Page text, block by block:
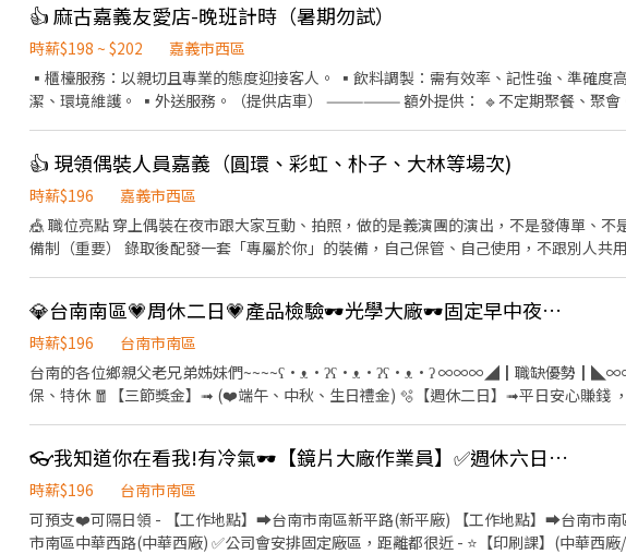
👍 麻古嘉義友愛店-晚班計時（暑期勿試）
時薪$198 ~ $202
嘉義市西區
▪️櫃檯服務：以親切且專業的態度迎接客人。 ▪️飲料調製：需有效率、記性強、準確
潔、環境維護。 ▪️外送服務。（提供店車） —————— 額外提供： 🔹不定期聚餐、聚會。（自由意願） 🔹不定期活動業績達標
👍 現領偶裝人員嘉義（圓環、彩虹、朴子、大林等場次)
時薪$196
嘉義市西區
🎪 職位亮點 穿上偶裝在夜市跟大家互動、拍照，做的是義演團的演出，不是發傳單、不是推銷
備制（重要） 錄取後配發一套「專屬於你」的裝備，自己保管、自己使用，不跟別人共
次 ・週一：大林 ・週二：彩虹夜市、湖美夜市 ・週三：彌陀、同仁夜市 ・週四：彩虹
市、圓環、湖美夜市 ・週日：圓環 天天有場，任你挑三天以上；鄰近的雲林場次也可跨區報班。 💰 薪資單純 嘉義
率，時薪最高 $196，不分場地、不分遠近，沒有底薪抽成那些複雜算法。當天做完當天結，
友善機制 完全沒經驗可以來。第一次先做 1~2 小時試作，教你怎麼穿、怎麼動、怎麼跟
做完那次就好，不勉強、不綁約。 😄 適合對象 ・學生、二度就業、想賺外快的上班族都歡迎 ・不需要口才好，會揮手、會鞠
躬、會互動就夠 ・有機車等交通工具、能載運裝備、能獨自上工 ・能穩定一週上三天以上、願意
面試安排在嘉義場次現場（依上方場次表擇一），談完直接看到現場長怎樣，當天就能決定要不要試作。 👉
💎台南南區💗周休二日💗產品檢驗🕶️光學大廠🕶️固定早中夜班🙆🏻‍♀️長期穩定
時薪$196
台南市南區
台南的各位鄉親父老兄弟姊妹們~~~~ʕ•ᴥ•ʔʕ•ᴥ•ʔʕ•ᴥ•ʔ ∞∞∞◢┃職缺優勢┃◣∞∞∞ 😁【安心上工】➟享有勞健保.團
保、特休 🧧【三節獎金】➟ (❤️端午、中秋、生日禮金) 🫧【週休二日】➟平日安心賺錢
簡易機台操作、鏡片外觀檢驗、電腦操作、物料整理 ⏰上班時間: 🌄早班08:00-16:30▶▶▶薪資:30500元(輪休30分) 🌅中班
16:00-00:30▶▶▶薪資:34000元(輪休30分) 🌌夜班00:00-08:30▶▶▶薪資:37800元(輪休30分) ※【需配合產
∞∞∞◢┃詢問預約┃◣∞∞∞ ✅服務專員➠文文小姐 ✅手機➠0932-733-893
➠https://lin.ee/RDrxb6W
👓我知道你在看我!有冷氣🕶️【鏡片大廠作業員】✅週休六日✅免經驗可-暉
時薪$196
台南市南區
可預支❤️可隔日領 - 【工作地點】➡️台南市南區新平路(新平廠) 【工作地點】➡️台南市
市南區中華西路(中華西廠) ✅公司會安排固定廠區，距離都很近 - ⭐️【印刷課】(中華西